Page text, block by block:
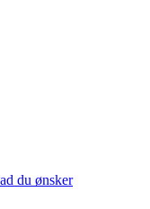
du ønsker